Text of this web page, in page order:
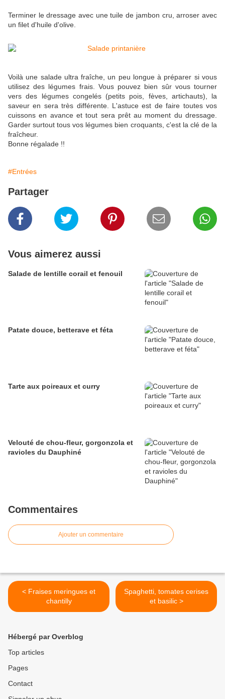
Terminer le dressage avec une tuile de jambon cru, arroser avec
un filet d'huile d'olive.
Voilà une salade ultra fraîche, un peu longue à préparer si vous
utilisez des légumes frais. Vous pouvez bien sûr vous tourner
vers des légumes congelés (petits pois, fèves, artichauts), la
saveur en sera très différente. L'astuce est de faire toutes vos
cuissons en avance et tout sera prêt au moment du dressage.
Garder surtout tous vos légumes bien croquants, c'est la clé de la
fraîcheur.
Bonne régalade !!
#Entrées
Partager
Vous aimerez aussi
Salade de lentille corail et fenouil
Patate douce, betterave et féta
Tarte aux poireaux et curry
Velouté de chou-fleur, gorgonzola et
ravioles du Dauphiné
Commentaires
Ajouter un commentaire
< Fraises meringues et
chantilly
Spaghetti, tomates cerises
et basilic >
Hébergé par Overblog
Top articles
Pages
Contact